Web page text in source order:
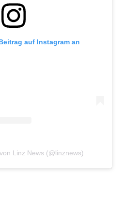
auf Instagram an
Linz News (@linznews)